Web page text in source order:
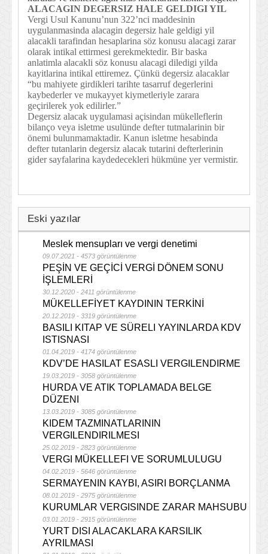
ALACAGIN DEGERSIZ HALE GELDIGI YIL
Vergi Usul Kanunu’nun 322’nci maddesinin
uygulanmasinda alacagin degersiz hale geldigi yil
alacakli tarafindan hesaplarina söz konusu alacagi zarar
olarak intikal ettirmesi gerekmektedir. Bir baska
anlatimla alacakli söz konusu alacagi diledigi yilda
kayitlarina intikal ettiremez. Çünkü degersiz alacaklar
“bu mahiyete girdikleri tarihte tasarruf degerlerini
kaybederler ve mukayyet kiymetleriyle zarara
geçirilerek yok edilirler.”
Degersiz alacak uygulamasi açisindan mükelleflerin
bilanço veya isletme usulünde defter tutmalarinin bir
önemi bulunmamaktadir. Kanun isletme hesabinda
defter tutanlarin degersiz alacak tutarini defterlerinin
gider sayfalarina kaydedecekleri hükmüne yer vermistir.
Eski yazılar
Meslek mensupları ve vergi denetimi
09.07.2021 - 4573 görüntülenme
PEŞİN VE GEÇİCİ VERGİ DÖNEM SONU
İŞLEMLERİ
30.12.2020 - 2411 görüntülenme
MÜKELLEFİYET KAYDININ TERKİNİ
20.12.2019 - 3319 görüntülenme
BASILI KITAP VE SÜRELI YAYINLARDA KDV
ISTISNASI
01.04.2019 - 4174 görüntülenme
KDV’DE HASILAT ESASLI VERGILENDIRME
19.03.2019 - 3058 görüntülenme
HURDA VE ATIK TOPLAMADA BELGE
DÜZENI
13.03.2019 - 3085 görüntülenme
KIDEM TAZMINATLARININ
VERGILENDIRILMESI
25.02.2019 - 2823 görüntülenme
VERGI MÜKELLEFI VE SORUMLULUGU
04.02.2019 - 5646 görüntülenme
SERMAYENIN KAYBI, ASIRI BORÇLANMA
08.01.2019 - 2975 görüntülenme
KURUMLAR VERGISINDE ZARAR MAHSUBU
03.01.2019 - 2915 görüntülenme
YURT DISI ALACAKLARA KARSILIK
AYRILMASI